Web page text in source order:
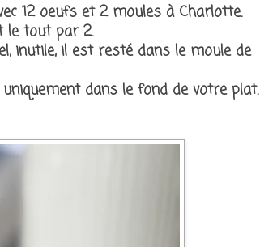
12 oeufs et 2 moules à Charlotte.
le tout par 2.
inutile, il est resté dans le moule de
dans le fond de votre plat.